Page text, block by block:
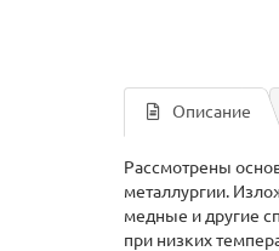
Описание
Рассмотрены
металлургии.
медные и другие
при низких